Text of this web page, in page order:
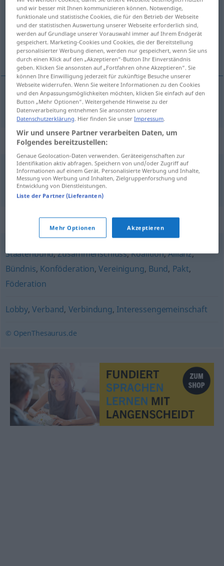
Übersicht aller Übersetzungen
(Für mehr Details die Übersetzung anklicken/antippen)
birlik
birlikörgüt Union
Beispielsätze für "Union"
Europäische Union
AvrupaBirliği
Synonyme für "Union"
Staatenbund,Zusammenschluss,Koalition,Allianz,
Bündnis, Konföderation,Vereinigung, Bund, Pakt,
Föderation
Lobby,Verband, Verbindung, Interessengemeinschaft
© OpenThesaurus.de
und wir besser mit Ihnen kommunizieren können. Notwendige,
funktionale und statistische Cookies, die für den Betrieb der Webseite
und der statistischen Auswertung unserer Webseite erforderlich sind,
werden auf Grundlage unserer Vorauswahl immer auf Ihrem Endgerät
gespeichert. Marketing-Cookies und Cookies, die der Bereitstellung
personalisierter Werbung dienen, werden nur gespeichert, wenn Sie uns
durch einen Klick auf den „Akzeptieren“-Button Ihr Einverständnis
geben. Klicken Sie ansonsten auf „Fortfahren ohne Akzeptieren“. Sie
können Ihre Einwilligung jederzeit für zukünftige Besuche unserer
Webseite widerrufen. Wenn Sie weitere Informationen zu den Cookies
und den Anpassungsmöglichkeiten möchten, klicken Sie einfach auf den
Button „Mehr Optionen“. Weitergehende Hinweise zu der
Datenverarbeitung entnehmen Sie ansonsten unserer
Datenschutzerklärung. Hier finden Sie unserImpressum.
Wir und unsere Partner verarbeiten Daten, um
Folgendes bereitzustellen:
Genaue Geolocation-Daten verwenden. Geräteeigenschaften zur
Identifikation aktiv abfragen. Speichern von und/oder Zugriff auf
Informationen auf einem Gerät. Personalisierte Werbung und Inhalte,
Messung von Werbung und Inhalten, Zielgruppenforschung und
Entwicklung von Dienstleistungen.
Liste der Partner (Lieferanten)
Mehr Optionen Akzeptieren